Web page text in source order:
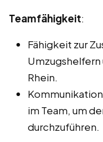
Teamfähigkeit:
Fähigkeit zur
Umzugshelfern
Rhein.
im Team, um
durchzuführen.